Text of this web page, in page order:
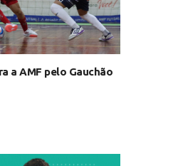
a AMF pelo Gauchão